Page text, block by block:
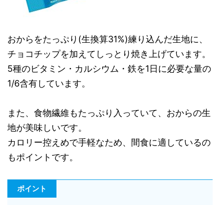
おからをたっぷり(生換算31%)練り込んだ生地に、
チョコチップを加えてしっとり焼き上げています。
5種のビタミン・カルシウム・鉄を1日に必要な量の
1/6含有しています。
また、食物繊維もたっぷり入っていて、おからの生
地が美味しいです。
カロリー控えめで手軽なため、間食に適しているの
もポイントです。
ポイント